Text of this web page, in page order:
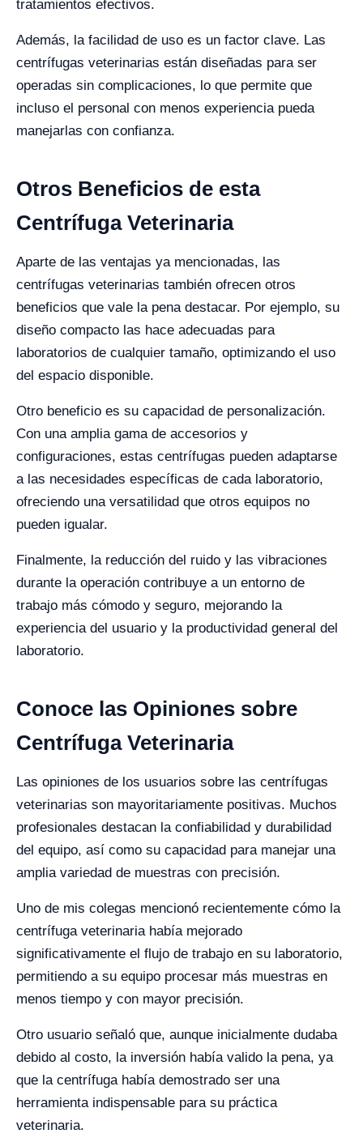
tratamientos efectivos.
Además, la facilidad de uso es un factor clave. Las
centrífugas veterinarias están diseñadas para ser
operadas sin complicaciones, lo que permite que
incluso el personal con menos experiencia pueda
manejarlas con confianza.
Otros Beneficios de esta
Centrífuga Veterinaria
Aparte de las ventajas ya mencionadas, las
centrífugas veterinarias también ofrecen otros
beneficios que vale la pena destacar. Por ejemplo, su
diseño compacto las hace adecuadas para
laboratorios de cualquier tamaño, optimizando el uso
del espacio disponible.
Otro beneficio es su capacidad de personalización.
Con una amplia gama de accesorios y
configuraciones, estas centrífugas pueden adaptarse
a las necesidades específicas de cada laboratorio,
ofreciendo una versatilidad que otros equipos no
pueden igualar.
Finalmente, la reducción del ruido y las vibraciones
durante la operación contribuye a un entorno de
trabajo más cómodo y seguro, mejorando la
experiencia del usuario y la productividad general del
laboratorio.
Conoce las Opiniones sobre
Centrífuga Veterinaria
Las opiniones de los usuarios sobre las centrífugas
veterinarias son mayoritariamente positivas. Muchos
profesionales destacan la confiabilidad y durabilidad
del equipo, así como su capacidad para manejar una
amplia variedad de muestras con precisión.
Uno de mis colegas mencionó recientemente cómo la
centrífuga veterinaria había mejorado
significativamente el flujo de trabajo en su laboratorio,
permitiendo a su equipo procesar más muestras en
menos tiempo y con mayor precisión.
Otro usuario señaló que, aunque inicialmente dudaba
debido al costo, la inversión había valido la pena, ya
que la centrífuga había demostrado ser una
herramienta indispensable para su práctica
veterinaria.